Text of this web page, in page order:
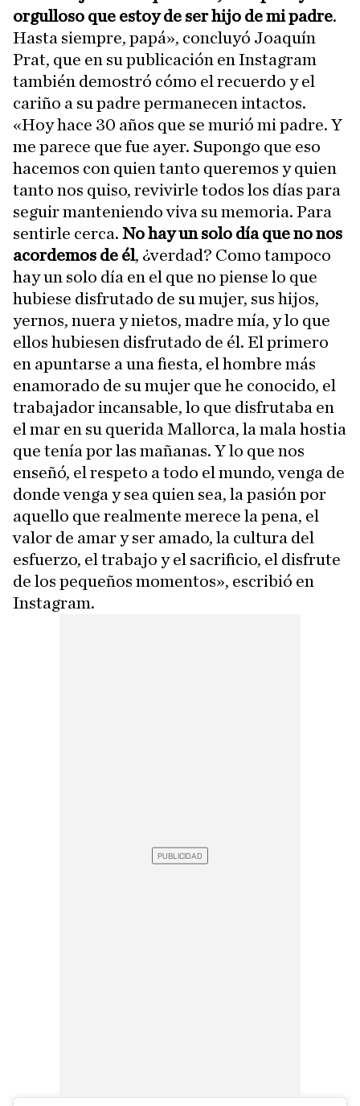
orgulloso que estoy de ser hijo de mi padre.
Hasta siempre, papá», concluyó Joaquín
Prat, que en su publicación en Instagram
también demostró cómo el recuerdo y el
cariño a su padre permanecen intactos.
«Hoy hace 30 años que se murió mi padre. Y
me parece que fue ayer. Supongo que eso
hacemos con quien tanto queremos y quien
tanto nos quiso, revivirle todos los días para
seguir manteniendo viva su memoria. Para
sentirle cerca. No hay un solo día que no nos
acordemos de él, ¿verdad? Como tampoco
hay un solo día en el que no piense lo que
hubiese disfrutado de su mujer, sus hijos,
yernos, nuera y nietos, madre mía, y lo que
ellos hubiesen disfrutado de él. El primero
en apuntarse a una fiesta, el hombre más
enamorado de su mujer que he conocido, el
trabajador incansable, lo que disfrutaba en
el mar en su querida Mallorca, la mala hostia
que tenía por las mañanas. Y lo que nos
enseñó, el respeto a todo el mundo, venga de
donde venga y sea quien sea, la pasión por
aquello que realmente merece la pena, el
valor de amar y ser amado, la cultura del
esfuerzo, el trabajo y el sacrificio, el disfrute
de los pequeños momentos», escribió en
Instagram.